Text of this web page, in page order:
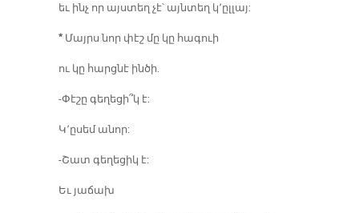
եւ ինչ որ այստեղ չէ՝ այնտեղ կ՚ըլլայ:
*Մայրս նոր փէշ մը կը հագուի
ու կը հարցնէ ինծի.
-Փէշը գեղեցի՞կ է:
Կ՚ըսեմ անոր:
-Շատ գեղեցիկ է:
Եւ յաճախ